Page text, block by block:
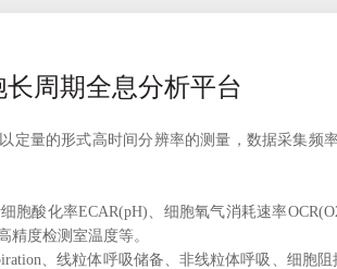
周期全息分析平台
定量的形式高时间分辨率的测量，数据采集频
酸化率ECAR(pH)、细胞氧气消耗速率
精度检测室温度等。
、线粒体呼吸储备、非线粒体呼吸、细胞阻